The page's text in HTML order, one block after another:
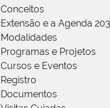
Conceitos
Extensão e a Agenda
Modalidades
Programas e Projetos
Cursos e Eventos
Registro
Documentos